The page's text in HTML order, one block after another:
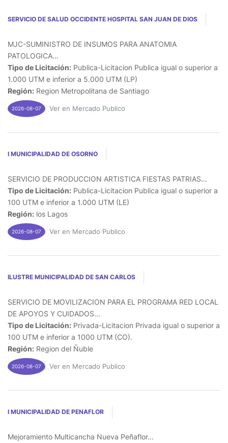
SERVICIO DE SALUD OCCIDENTE HOSPITAL SAN JUAN DE DIOS
MJC-SUMINISTRO DE INSUMOS PARA ANATOMIA
PATOLOGICA...
Tipo de Licitación: Publica-Licitacion Publica igual o superior a
1.000 UTM e inferior a 5.000 UTM (LP)
Región: Region Metropolitana de Santiago
2026-08-07 Ver en Mercado Publico
I MUNICIPALIDAD DE OSORNO
SERVICIO DE PRODUCCION ARTISTICA FIESTAS PATRIAS...
Tipo de Licitación: Publica-Licitacion Publica igual o superior a
100 UTM e inferior a 1.000 UTM (LE)
Región: los Lagos
2026-08-07 Ver en Mercado Publico
ILUSTRE MUNICIPALIDAD DE SAN CARLOS
SERVICIO DE MOVILIZACION PARA EL PROGRAMA RED LOCAL
DE APOYOS Y CUIDADOS...
Tipo de Licitación: Privada-Licitacion Privada igual o superior a
100 UTM e inferior a 1000 UTM (CO).
Región: Region del Ñuble
2026-08-07 Ver en Mercado Publico
I MUNICIPALIDAD DE PENAFLOR
Mejoramiento Multicancha Nueva Peñaflor...